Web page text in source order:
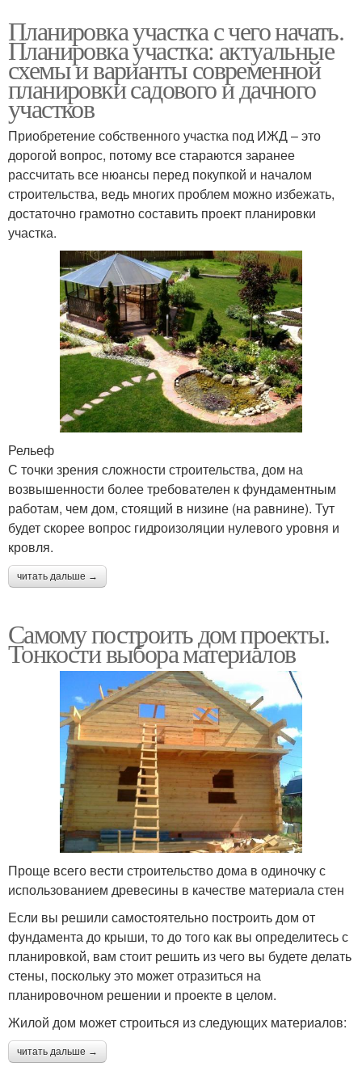
Планировка участка с чего начать.
Планировка участка: актуальные
схемы и варианты современной
планировки садового и дачного
участков
Приобретение собственного участка под ИЖД – это
дорогой вопрос, потому все стараются заранее
рассчитать все нюансы перед покупкой и началом
строительства, ведь многих проблем можно избежать,
достаточно грамотно составить проект планировки
участка.
Рельеф
С точки зрения сложности строительства, дом на
возвышенности более требователен к фундаментным
работам, чем дом, стоящий в низине (на равнине). Тут
будет скорее вопрос гидроизоляции нулевого уровня и
кровля.
читать дальше →
Самому построить дом проекты.
Тонкости выбора материалов
Проще всего вести строительство дома в одиночку с
использованием древесины в качестве материала стен
Если вы решили самостоятельно построить дом от
фундамента до крыши, то до того как вы определитесь с
планировкой, вам стоит решить из чего вы будете делать
стены, поскольку это может отразиться на
планировочном решении и проекте в целом.
Жилой дом может строиться из следующих материалов:
читать дальше →